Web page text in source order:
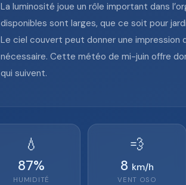
La luminosité joue un rôle important dans
disponibles sont larges, que ce soit pour
Le ciel couvert peut donner une impression
nécessaire. Cette météo de mi-juin offre
qui suivent.
💧
87%
HUMIDITÉ
💨
8 km/h
VENT OSO